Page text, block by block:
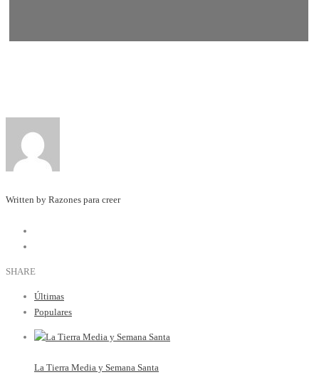
Written by Razones para creer
SHARE
Últimas
Populares
La Tierra Media y Semana Santa